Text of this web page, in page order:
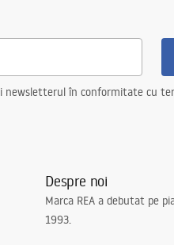
newsletterul în conformitate cu
Despre noi
Marca REA a debutat pe
1993.